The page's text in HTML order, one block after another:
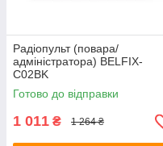
Радіопульт (повара/
адміністратора) BELFIX-
C02BK
Готово до відправки
1 011 ₴ 1 264 ₴